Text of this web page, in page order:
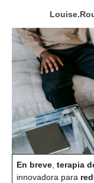
En breve, terapia
innovadora para